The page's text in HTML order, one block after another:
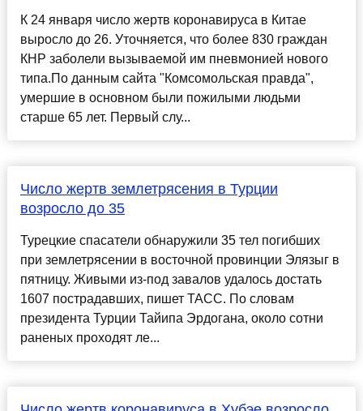
К 24 января число жертв коронавируса в Китае
выросло до 26. Уточняется, что более 830 граждан
КНР заболели вызываемой им пневмонией нового
типа.По данным сайта "Комсомольская правда",
умершие в основном были пожилыми людьми
старше 65 лет. Первый слу...
Число жертв землетрясения в Турции
возросло до 35
Турецкие спасатели обнаружили 35 тел погибших
при землетрясении в восточной провинции Элязыг в
пятницу. Живыми из-под завалов удалось достать
1607 пострадавших, пишет ТАСС. По словам
президента Турции Тайипа Эрдогана, около сотни
раненых проходят ле...